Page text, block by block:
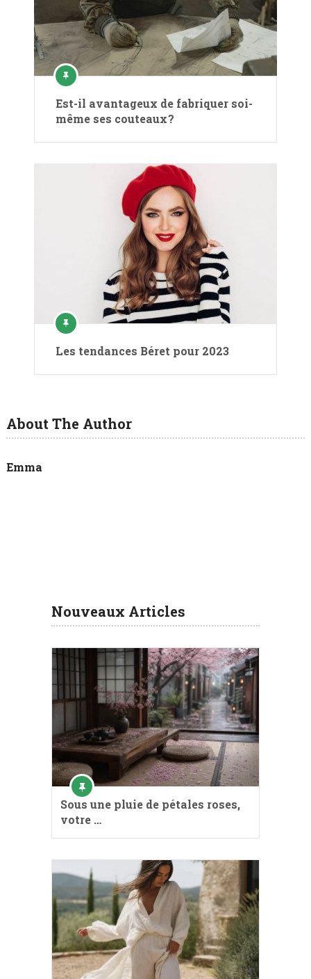
Est-il avantageux de fabriquer soi-
même ses couteaux ?
Les tendances Béret pour 2023
About The Author
Emma
Nouveaux Articles
Sous une pluie de pétales roses,
votre …